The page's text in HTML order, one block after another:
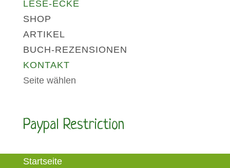
LESE-ECKE
SHOP
ARTIKEL
BUCH-REZENSIONEN
KONTAKT
Seite wählen
Paypal Restriction
Startseite